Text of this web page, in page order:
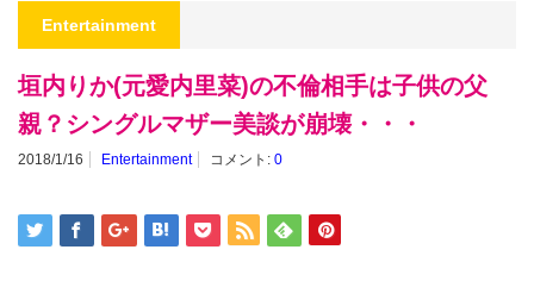
Entertainment
垣内りか(元愛内里菜)の不倫相手は子供の父
親？シングルマザー美談が崩壊・・・
2018/1/16 Entertainment コメント: 0